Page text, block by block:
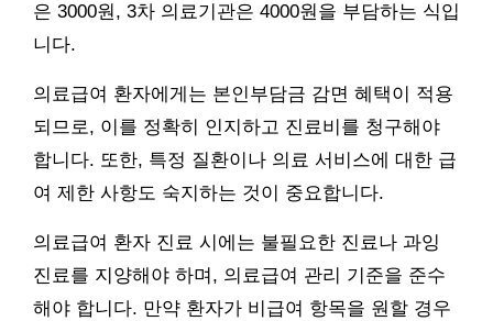
은 3000원, 3차 의료기관은 4000원을 부담하는 식입
니다.
의료급여 환자에게는 본인부담금 감면 혜택이 적용
되므로, 이를 정확히 인지하고 진료비를 청구해야
합니다. 또한, 특정 질환이나 의료 서비스에 대한 급
여 제한 사항도 숙지하는 것이 중요합니다.
의료급여 환자 진료 시에는 불필요한 진료나 과잉
진료를 지양해야 하며, 의료급여 관리 기준을 준수
해야 합니다. 만약 환자가 비급여 항목을 원할 경우